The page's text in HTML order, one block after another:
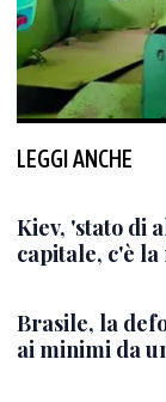
LEGGI ANCHE
Kiev, 'stato di
capitale, c'è
Brasile, la
ai minimi da